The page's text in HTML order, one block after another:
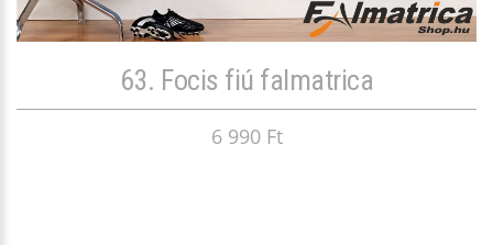
63. Focis fiú falmatrica
6 990 Ft